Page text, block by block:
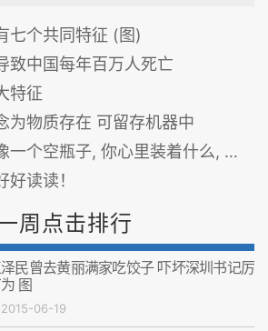
七个共同特征 (图)
致中国每年百万人死亡
特征
为物质存在 可留存机器中
空瓶子, 你心里装着什么, 就会得到...
读读！
周点击排行
民曾去黄丽满家吃饺子 吓坏深圳书记厉
图
06-19